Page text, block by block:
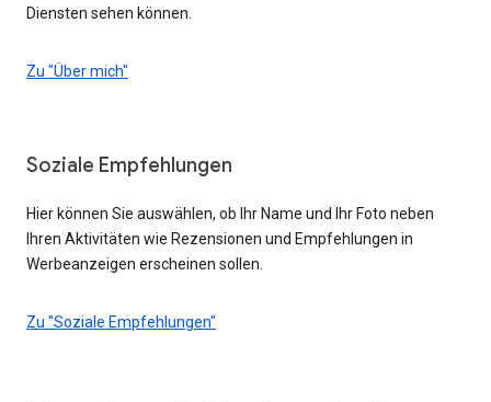
Diensten sehen können.
Zu "Über mich"
Soziale Empfehlungen
Hier können Sie auswählen, ob Ihr Name und Ihr Foto neben
Ihren Aktivitäten wie Rezensionen und Empfehlungen in
Werbeanzeigen erscheinen sollen.
Zu "Soziale Empfehlungen"